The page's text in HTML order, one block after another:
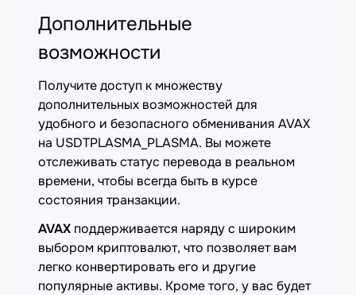
Дополнительные
возможности
Получите доступ к множеству
дополнительных возможностей для
удобного и безопасного обменивания AVAX
на USDTPLASMA_PLASMA. Вы можете
отслеживать статус перевода в реальном
времени, чтобы всегда быть в курсе
состояния транзакции.
AVAX поддерживается наряду с широким
выбором криптовалют, что позволяет вам
легко конвертировать его и другие
популярные активы. Кроме того, у вас будет